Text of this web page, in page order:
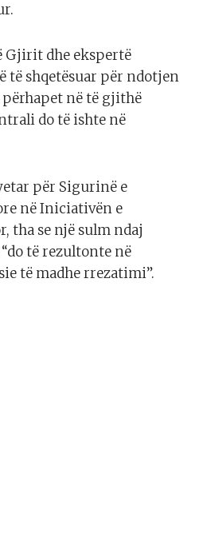
Gjirit dhe ekspertë
të shqetësuar për ndotjen
në të gjithë
do të ishte në
për Sigurinë e
në Iniciativën e
tha se një sulm ndaj
të rezultonte në
të madhe rrezatimi”.